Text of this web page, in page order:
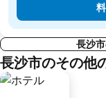
長沙
長沙市のその他